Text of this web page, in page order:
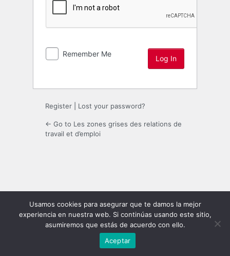
Remember Me
Register Lost your password?
← Go to Les zones grises des relations de
travail et d’emploi
Usamos cookies para asegurar que te damos la mejor
experiencia en nuestra web. Si continúas usando este sitio,
asumiremos que estás de acuerdo con ello.
Aceptar